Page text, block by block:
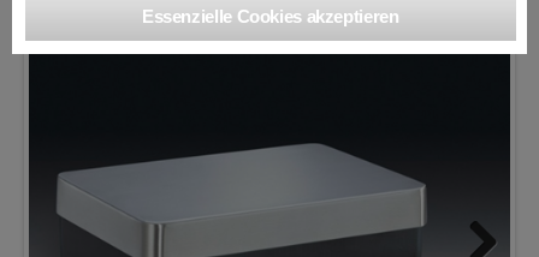
Controller